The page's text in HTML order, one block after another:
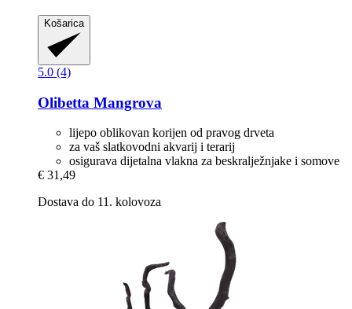
Košarica
5.0 (4)
Olibetta Mangrova
lijepo oblikovan korijen od pravog drveta
za vaš slatkovodni akvarij i terarij
osigurava dijetalna vlakna za beskralježnjake i somove
€ 31,49
Dostava do 11. kolovoza